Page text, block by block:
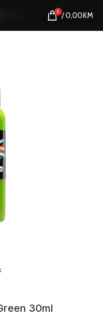
0 /0,00KM
30ml